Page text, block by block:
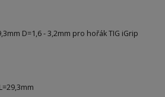
D=1,6 - 3,2mm pro hořák TIG iGrip